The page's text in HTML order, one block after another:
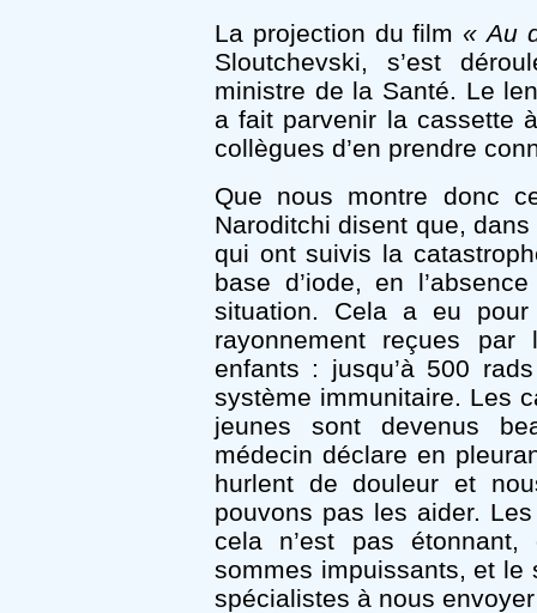
La projection du film « Au
Sloutchevski, s’est
ministre de la Santé. Le
a fait parvenir la cassette
collègues d’en prendre
Que nous montre donc
Naroditchi disent que,
qui ont suivis la
base d’iode, en
situation. Cela a eu
rayonnement reçues
enfants : jusqu’à 500
système immunitaire. Les
jeunes sont devenus
médecin déclare en
hurlent de douleur et
pouvons pas les aider.
cela n’est pas étonnant,
sommes impuissants, et le
spécialistes à nous